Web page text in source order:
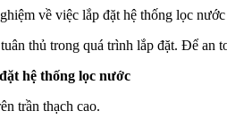
về việc lắp đặt hệ thống lọc
thủ trong quá trình lắp đặt. Để
hệ thống lọc nước
trần thạch cao.